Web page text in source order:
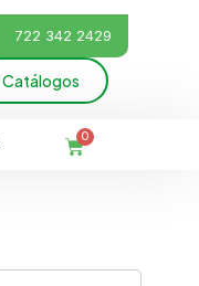
722 342 2429
Catálogos
0